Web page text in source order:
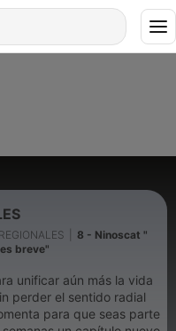
8 - Ninoscat "
breve"
unificar aún más la vida
perder el sentido radial